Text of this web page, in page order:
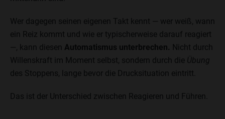
Wer dagegen seinen eigenen Takt kennt — wer weiß, wann
ein Reiz kommt und wie er typischerweise darauf reagiert
—, kann diesen Automatismus unterbrechen. Nicht durch
Willenskraft im Moment selbst, sondern durch die Übung
des Stoppens, lange bevor die Drucksituation eintritt.
Das ist der Unterschied zwischen Reagieren und Führen.